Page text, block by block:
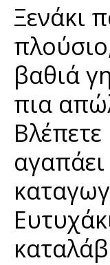
Ξενάκι
βαθιά
πια